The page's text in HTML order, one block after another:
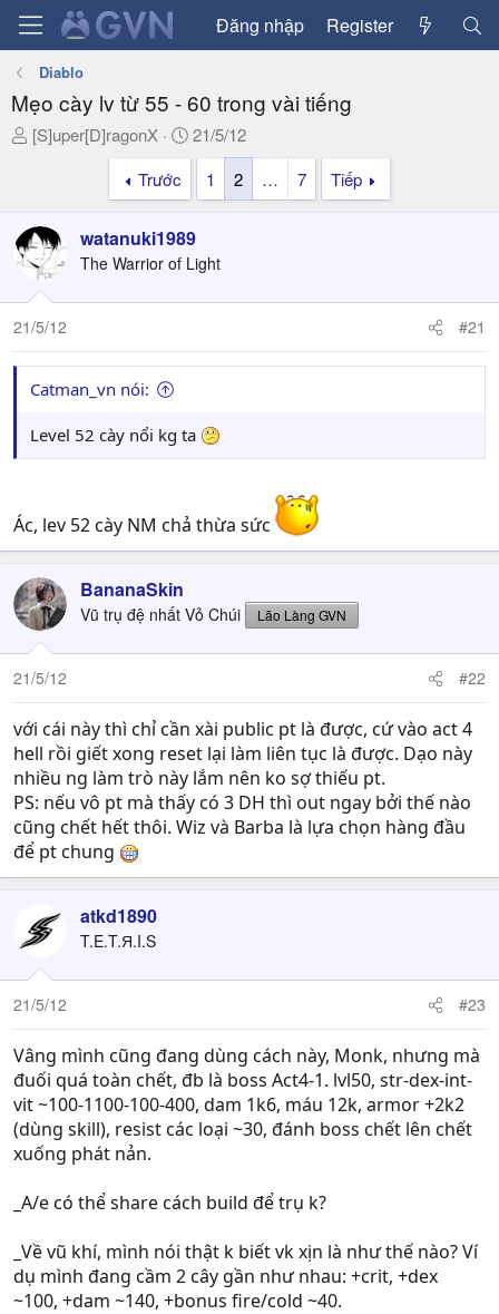
Đăng nhập Register
Diablo
Mẹo cày lv từ 55 - 60 trong vài tiếng
T
a
d
s
t
a
t
e
[S]uper[D]ragonX
N
g
y
g
ử
i
21/5/12
Trước
1 2 … 7 Tiếp
watanuki1989
The Warrior of Light
21/5/12 #21
Catman_vn nói:
Level 52 cày nổi kg ta
Ác, lev 52 cày NM chả thừa sức
BananaSkin
Vũ trụ đệ nhất Vỏ Chúi Lão Làng GVN
21/5/12 #22
với cái này thì chỉ cần xài public pt là được, cứ vào act 4
hell rồi giết xong reset lại làm liên tục là được. Dạo này
nhiều ng làm trò này lắm nên ko sợ thiếu pt.
PS: nếu vô pt mà thấy có 3 DH thì out ngay bởi thế nào
cũng chết hết thôi. Wiz và Barba là lựa chọn hàng đầu
để pt chung
atkd1890
T.E.T.Я.I.S
21/5/12 #23
Vâng mình cũng đang dùng cách này, Monk, nhưng mà
đuối quá toàn chết, đb là boss Act4-1. lvl50, str-dex-int-
vit ~100-1100-100-400, dam 1k6, máu 12k, armor +2k2
(dùng skill), resist các loại ~30, đánh boss chết lên chết
xuống phát nản.
_A/e có thể share cách build để trụ k?
_Về vũ khí, mình nói thật k biết vk xịn là như thế nào? Ví
dụ mình đang cầm 2 cây gần như nhau: +crit, +dex
~100, +dam ~140, +bonus fire/cold ~40.